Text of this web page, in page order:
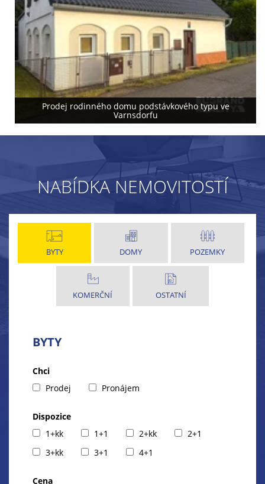
Prodej rodinného domu podstávkového typu ve
Varnsdorfu
NABÍDKA NEMOVITOSTÍ
BYTY DOMY POZEMKY
KOMERČNÍ OSTATNÍ
BYTY
Chci
Prodej
Pronájem
Dispozice
1+kk
1+1 2+kk
2+1
3+kk
3+1 4+1
Cena